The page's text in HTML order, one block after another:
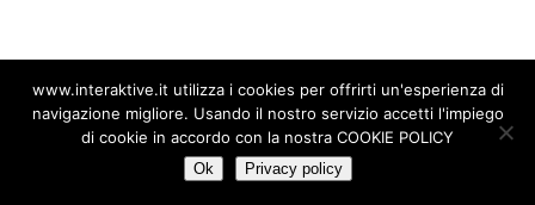
www.interaktive.it utilizza i cookies per offrirti un'esperienza di
navigazione migliore. Usando il nostro servizio accetti l'impiego
di cookie in accordo con la nostra COOKIE POLICY
Ok Privacy policy